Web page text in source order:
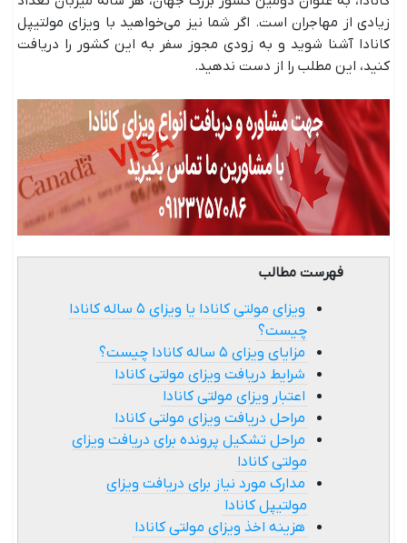
زیادی از مهاجران است. اگر شما نیز می‌خواهید با ویزای مولتیپل
کانادا آشنا شوید و به زودی مجوز سفر به این کشور را دریافت
کنید، این مطلب را از دست ندهید.
فهرست مطالب
ویزای مولتی کانادا یا ویزای ۵ ساله کانادا
چیست؟
مزایای ویزای ۵ ساله کانادا چیست؟
شرایط دریافت ویزای مولتی کانادا
اعتبار ویزای مولتی کانادا
مراحل دریافت ویزای مولتی کانادا
مراحل تشکیل پرونده برای دریافت ویزای
مولتی کانادا
مدارک مورد نیاز برای دریافت ویزای
مولتیپل کانادا
هزینه اخذ ویزای مولتی کانادا